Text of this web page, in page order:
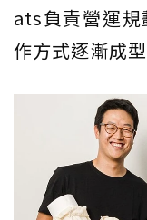
ats負責營運
作方式逐漸成型